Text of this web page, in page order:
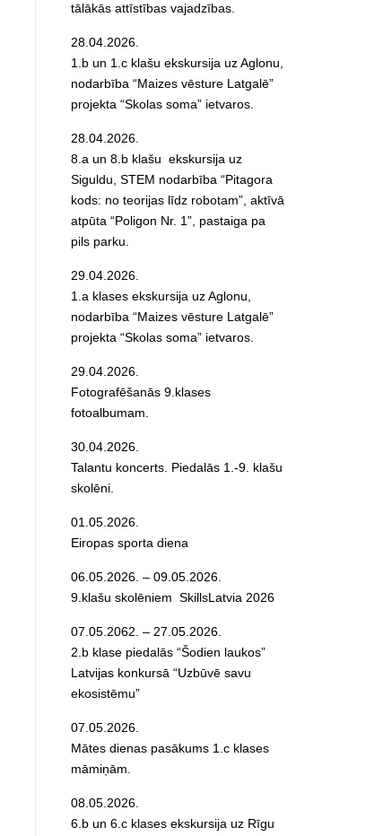
tālākās attīstības vajadzības.
28.04.2026.
1.b un 1.c klašu ekskursija uz Aglonu,
nodarbība “Maizes vēsture Latgalē”
projekta “Skolas soma” ietvaros.
28.04.2026.
8.a un 8.b klašu ekskursija uz
Siguldu, STEM nodarbība “Pitagora
kods: no teorijas līdz robotam”, aktīvā
atpūta “Poligon Nr. 1”, pastaiga pa
pils parku.
29.04.2026.
1.a klases ekskursija uz Aglonu,
nodarbība “Maizes vēsture Latgalē”
projekta “Skolas soma” ietvaros.
29.04.2026.
Fotografēšanās 9.klases
fotoalbumam.
30.04.2026.
Talantu koncerts. Piedalās 1.-9. klašu
skolēni.
01.05.2026.
Eiropas sporta diena
06.05.2026. – 09.05.2026.
9.klašu skolēniem SkillsLatvia 2026
07.05.2062. – 27.05.2026.
2.b klase piedalās “Šodien laukos”
Latvijas konkursā “Uzbūvē savu
ekosistēmu”
07.05.2026.
Mātes dienas pasākums 1.c klases
māmiņām.
08.05.2026.
6.b un 6.c klases ekskursija uz Rīgu